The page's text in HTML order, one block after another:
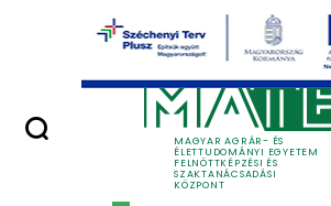
Ugrás a fő tartalomhoz
MAGYAR AGRÁR- ÉS
ÉLETTUDOMÁNYI EGYETEM
FELNŐTTKÉPZÉSI ÉS
SZAKTANÁCSADÁSI
KÖZPONT
Képzéseink -